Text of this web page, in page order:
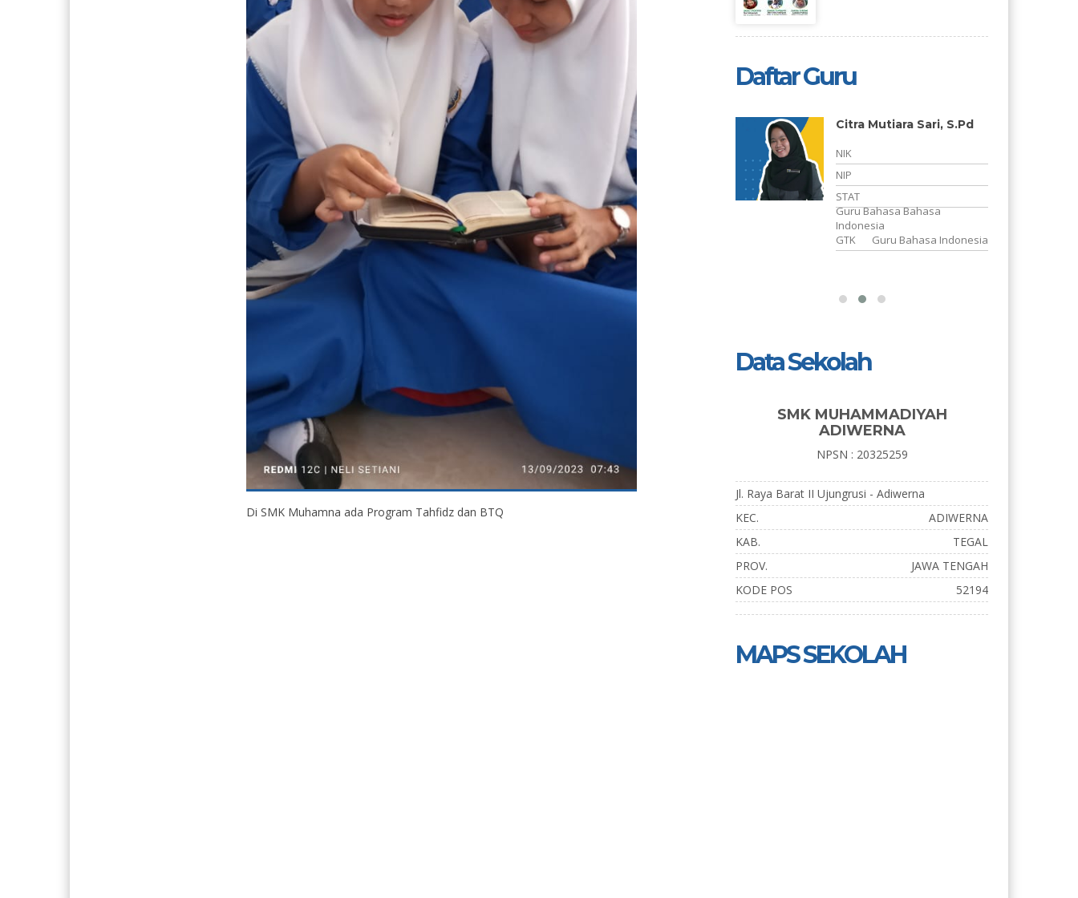
Di SMK Muhamna ada Program Tahfidz dan BTQ
Daftar Guru
AKHMAD ISKANDAR,
S.Pd
NIK
NIP
STAT
Guru Bahasa Inggris dengan
prestasi juara English Speech
Contest
GTK
Wagino, SE
GTK
Citra Mutiara Sari, S.Pd
NIK
NIP
STAT
Guru Bahasa Bahasa
Indonesia
GTK
Guru Bahasa Indonesia
Data Sekolah
SMK MUHAMMADIYAH
ADIWERNA
NPSN : 20325259
Jl. Raya Barat II Ujungrusi - Adiwerna
KEC.
ADIWERNA
KAB.
TEGAL
PROV.
JAWA TENGAH
KODE POS
52194
MAPS SEKOLAH